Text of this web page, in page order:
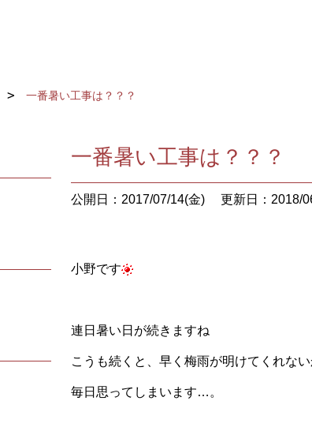
一番暑い工事は？？？
一番暑い工事は？？？
公開日：2017/07/14(金) 更新日：2018/
小野です
連日暑い日が続きますね
こうも続くと、早く梅雨が明けてくれない
毎日思ってしまいます…。